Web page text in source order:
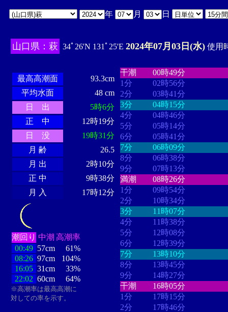
年 月 日
山口県：萩 34ﾟ26'N 131ﾟ25'E 2024年07月03日(水) 使用
最高高潮面
93.3cm
平均水面
48 cm
日 出
5時6分
正 中
12時19分
日 没
19時31分
月 齢
26.5
月 出
2時10分
正 中
9時38分
月 入
17時12分
潮回り 中潮 高潮率
00:49 57cm
61%
08:26 97cm
104%
16:05 31cm
33%
22:02 60cm 64%
※高潮率は最高高潮に
対しての率を示す。
干潮
00時49分
1分
02時56分
2分
03時41分
3分
04時15分
4分
04時46分
5分
05時14分
6分
05時41分
7分
06時09分
8分
06時38分
9分
07時13分
満潮
08時26分
1分
09時54分
2分
10時34分
3分
11時07分
4分
11時38分
5分
12時08分
6分
12時39分
7分
13時10分
8分
13時45分
9分
14時27分
干潮
16時05分
1分
17時15分
2分
17時46分